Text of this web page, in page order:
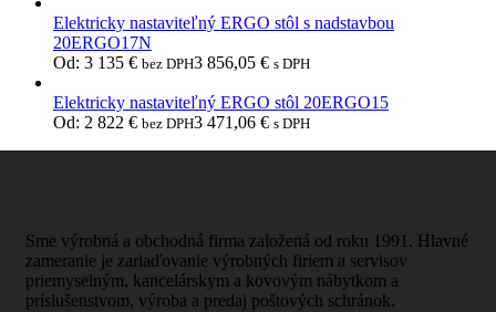
Elektricky nastaviteľný ERGO stôl s nadstavbou
20ERGO17N
Od: 3 135 € bez DPH3 856,05 € s DPH
Elektricky nastaviteľný ERGO stôl 20ERGO15
Od: 2 822 € bez DPH3 471,06 € s DPH
Sme výrobná a obchodná firma založená od roku 1991. Hlavné
zameranie je zariaďovanie výrobných firiem a servisov
priemyselným, kancelárskym a kovovým nábytkom a
príslušenstvom, výroba a predaj poštových schránok.